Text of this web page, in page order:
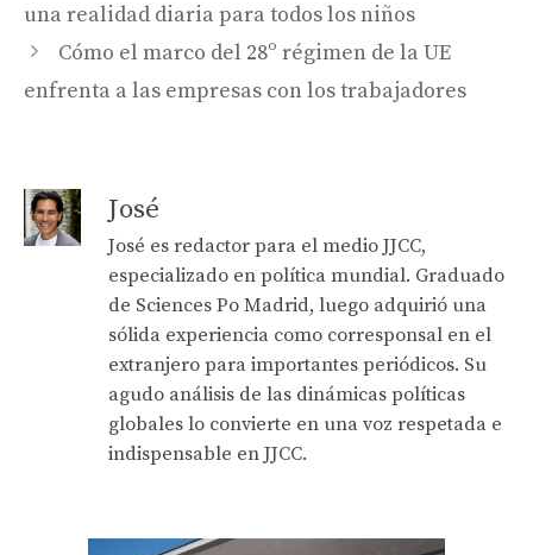
una realidad diaria para todos los niños
Cómo el marco del 28º régimen de la UE
enfrenta a las empresas con los trabajadores
José
José es redactor para el medio JJCC,
especializado en política mundial. Graduado
de Sciences Po Madrid, luego adquirió una
sólida experiencia como corresponsal en el
extranjero para importantes periódicos. Su
agudo análisis de las dinámicas políticas
globales lo convierte en una voz respetada e
indispensable en JJCC.